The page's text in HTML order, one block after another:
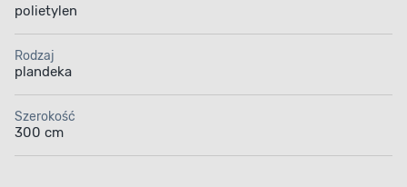
polietylen
Rodzaj
plandeka
Szerokość
300 cm